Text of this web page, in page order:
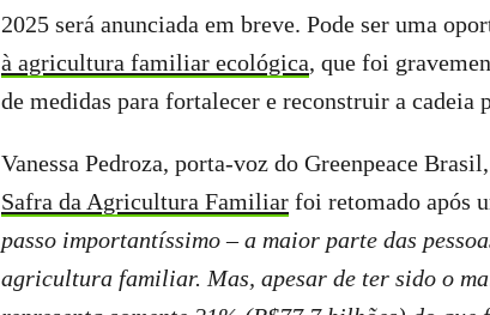
2025 será anunciada em breve. Pode ser uma
à agricultura familiar ecológica, que foi
de medidas para fortalecer e reconstruir a cadeia
Vanessa Pedroza, porta-voz do Greenpeace
Safra da Agricultura Familiar foi retomado após
passo importantíssimo – a maior parte das
agricultura familiar. Mas, apesar de ter sido o